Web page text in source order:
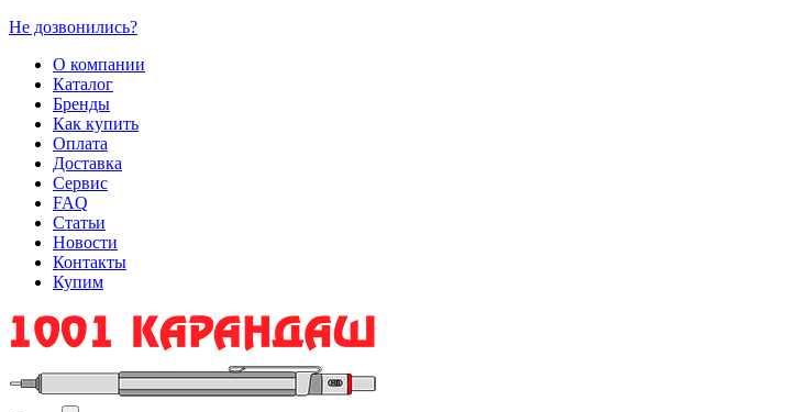
Не дозвонились?
О компании
Каталог
Бренды
Как купить
Оплата
Доставка
Сервис
FAQ
Статьи
Новости
Контакты
Купим